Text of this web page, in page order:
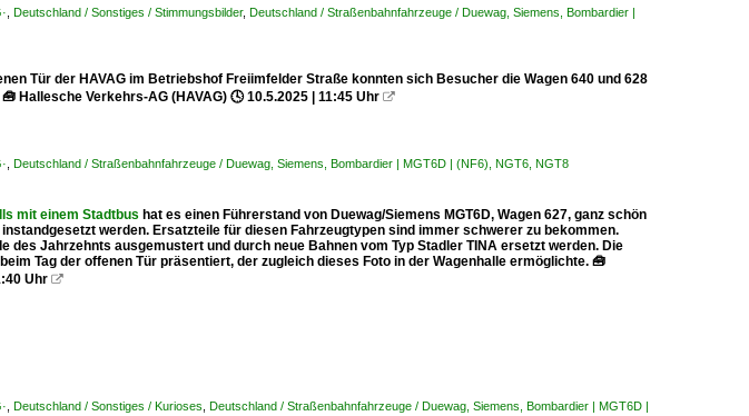
Deutschland / Sonstiges / Stimmungsbilder, Deutschland / Straßenbahnfahrzeuge / Duewag, Siemens, Bombardier |
Tür der HAVAG im Betriebshof Freiimfelder Straße konnten sich Besucher die Wagen 640 und 628
Hallesche Verkehrs-AG (HAVAG) 🕓 10.5.2025 | 11:45 Uhr 
Deutschland / Straßenbahnfahrzeuge / Duewag, Siemens, Bombardier | MGT6D | (NF6), NGT6, NGT8
mit einem Stadtbus hat es einen Führerstand von Duewag/Siemens MGT6D, Wagen 627, ganz schön
werden. Ersatzteile für diesen Fahrzeugtypen sind immer schwerer zu bekommen.
des Jahrzehnts ausgemustert und durch neue Bahnen vom Typ Stadler TINA ersetzt werden. Die
Tag der offenen Tür präsentiert, der zugleich dieses Foto in der Wagenhalle ermöglichte. 🧰
Uhr 
Deutschland / Sonstiges / Kurioses Deutschland / Straßenbahnfahrzeuge / Duewag, Siemens, Bombardier | MGT6D |